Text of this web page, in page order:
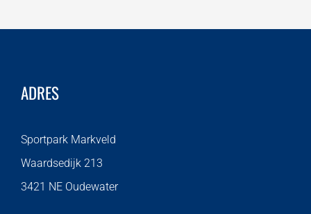
ADRES
Sportpark Markveld
Waardsedijk 213
3421 NE Oudewater